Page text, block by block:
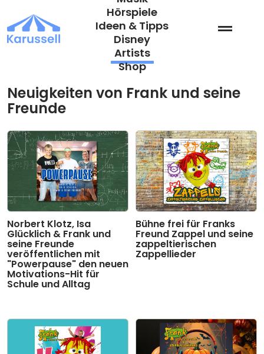
Inhalt
springen
Hörspiele
Ideen & Tipps
Disney
Artists
Shop
Neuigkeiten von Frank und seine
Freunde
Norbert Klotz, Isa
Glücklich & Frank und
seine Freunde
veröffentlichen mit
"Powerpause" den neuen
Motivations-Hit für
Schule und Alltag
Bühne frei für Franks
Freund Zappel und seine
zappeltierischen
Zappellieder